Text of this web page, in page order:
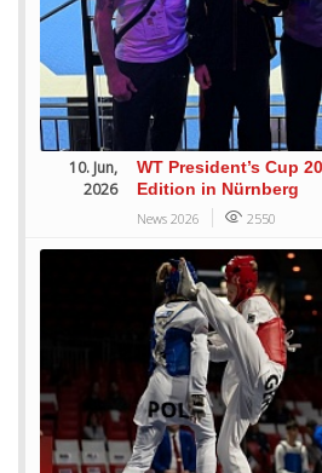
10. Jun,
2026
WT President’s Cup
Edition in Nürnberg
News 2026 2550